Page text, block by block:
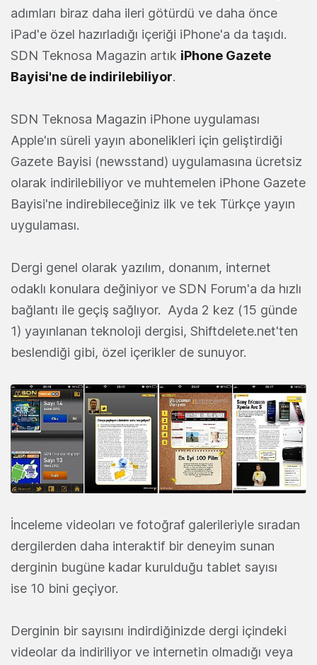
adımları biraz daha ileri götürdü ve daha önce
iPad'e özel hazırladığı içeriği iPhone'a da taşıdı.
SDN Teknosa Magazin artık iPhone Gazete
Bayisi'ne de indirilebiliyor.
SDN Teknosa Magazin iPhone uygulaması
Apple'ın süreli yayın abonelikleri için geliştirdiği
Gazete Bayisi (newsstand) uygulamasına ücretsiz
olarak indirilebiliyor ve muhtemelen iPhone Gazete
Bayisi'ne indirebileceğiniz ilk ve tek Türkçe yayın
uygulaması.
Dergi genel olarak yazılım, donanım, internet
odaklı konulara değiniyor ve SDN Forum'a da hızlı
bağlantı ile geçiş sağlıyor. Ayda 2 kez (15 günde
1) yayınlanan teknoloji dergisi, Shiftdelete.net'ten
beslendiği gibi, özel içerikler de sunuyor.
İnceleme videoları ve fotoğraf galerileriyle sıradan
dergilerden daha interaktif bir deneyim sunan
derginin bugüne kadar kurulduğu tablet sayısı
ise 10 bini geçiyor.
Derginin bir sayısını indirdiğinizde dergi içindeki
videolar da indiriliyor ve internetin olmadığı veya